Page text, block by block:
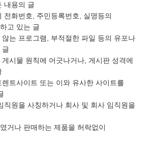
내용의 글
전화번호, 주민등록번호, 실명등의
고 있는 글
는 프로그램, 부적절한 파일 등의 유포나
글
시물 원칙에 어긋나거나, 게시판 성격에
트사이트 또는 이와 유사한 사이트를
직원을 사칭하거나 회사 및 회사 임직원을
거나 판매하는 제품을 허락없이